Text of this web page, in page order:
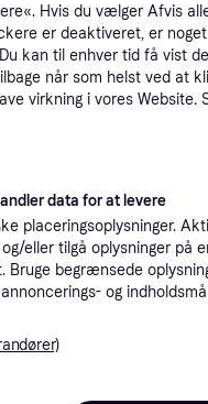
Laveste
Hvis du vælger Afvis
er deaktiveret, er
kan til enhver tid få vist
når som helst ved at
virkning i vores
data for at levere
placeringsoplysninger.
eller tilgå oplysninger på
Bruge begrænsede
og